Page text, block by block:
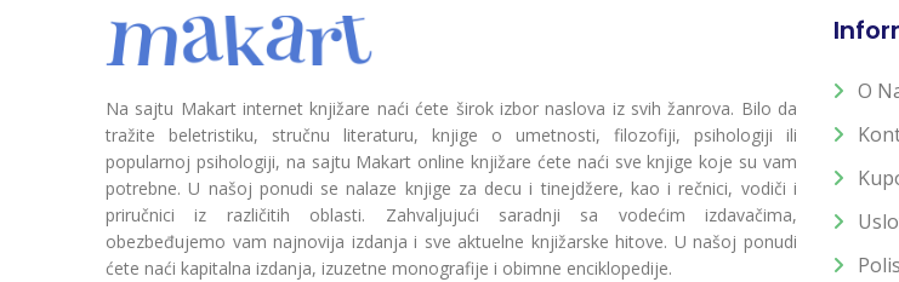
Na sajtu Makart internet knjižare naći ćete širok izbor naslova iz svih žanrova. Bilo da
tražite beletristiku, stručnu literaturu, knjige o umetnosti, filozofiji, psihologiji ili
popularnoj psihologiji, na sajtu Makart online knjižare ćete naći sve knjige koje su vam
potrebne. U našoj ponudi se nalaze knjige za decu i tinejdžere, kao i rečnici, vodiči i
priručnici iz različitih oblasti. Zahvaljujući saradnji sa vodećim izdavačima,
obezbeđujemo vam najnovija izdanja i sve aktuelne knjižarske hitove. U našoj ponudi
ćete naći kapitalna izdanja, izuzetne monografije i obimne enciklopedije.
O